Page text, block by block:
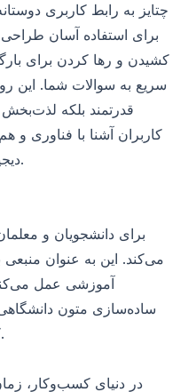
چتایز به رابط کاربری
برای استفاده آسان
کشیدن و رها کردن برای
سریع به سوالات شما. این
قدرتمند بلکه
کاربران آشنا با فناوری و
دیجیتال آشنا هستند، خدمت می‌کند.
برای دانشجویان و
می‌کند. این به عنوان
آموزشی عمل
ساده‌سازی متون دانشگاهی
کیف ابزار آموزشی مدرن است.
در دنیای کسب‌وکار،